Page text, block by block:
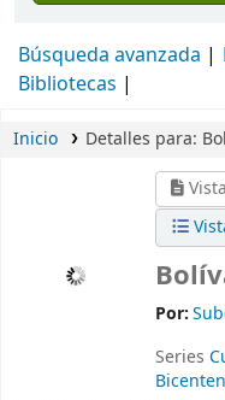
Búsqueda avanzada
Bibliotecas
Inicio Detalles para:
Por:
Series